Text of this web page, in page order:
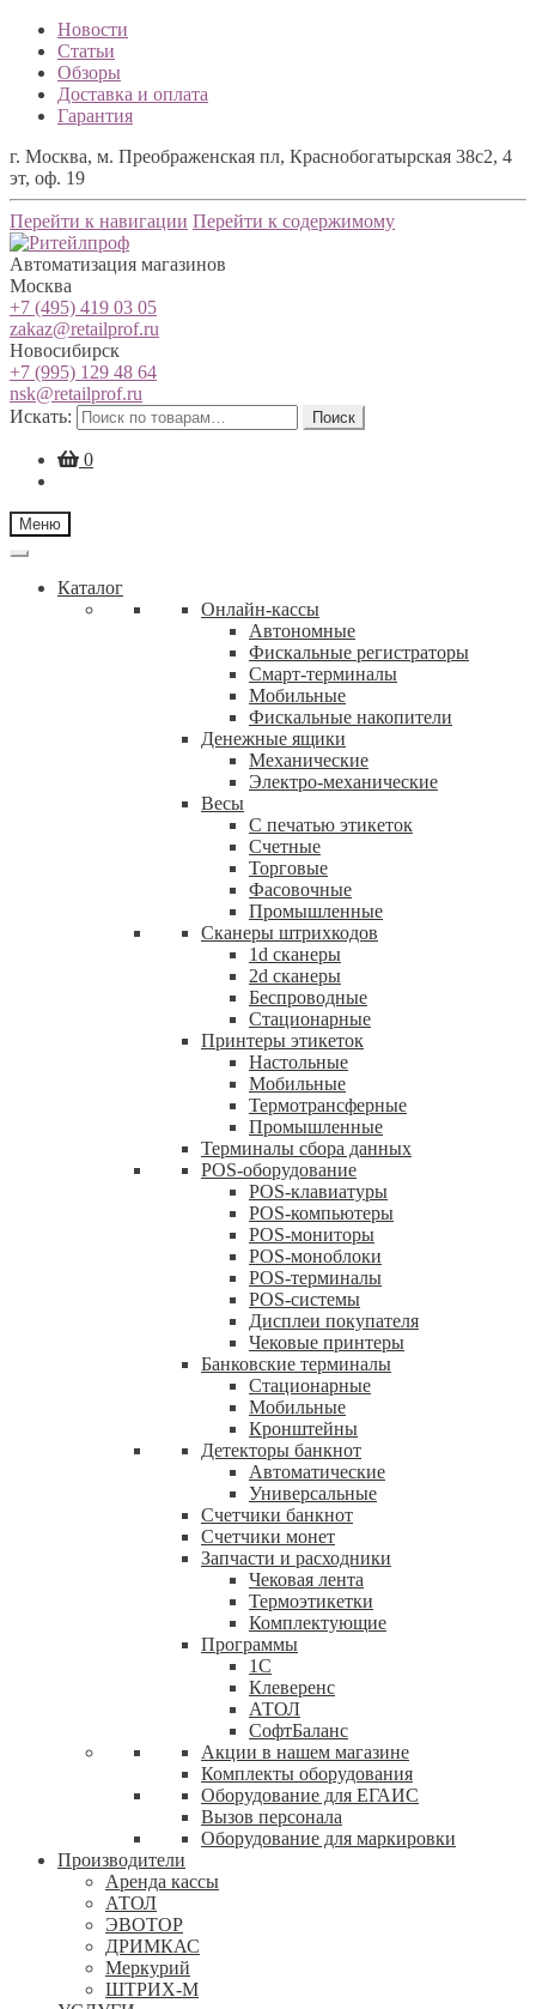
Новости
Статьи
Обзоры
Доставка и оплата
Гарантия
г. Москва, м. Преображенская пл, Краснобогатырская 38с2, 4
эт, оф. 19
Перейти к навигации Перейти к содержимому
Автоматизация магазинов
Москва
+7 (495) 419 03 05
zakaz@retailprof.ru
Новосибирск
+7 (995) 129 48 64
nsk@retailprof.ru
Искать:
Поиск
0
Меню
Каталог
Онлайн-кассы
Автономные
Фискальные регистраторы
Смарт-терминалы
Мобильные
Фискальныe накопители
Денежные ящики
Механические
Электро-механические
Весы
С печатью этикеток
Счетные
Торговые
Фасовочные
Промышленные
Сканеры штрихкодов
1d сканеры
2d сканеры
Беспроводные
Стационарные
Принтеры этикеток
Настольные
Мобильные
Термотрансферные
Промышленные
Терминалы сбора данных
POS-оборудование
POS-клавиатуры
POS-компьютеры
POS-мониторы
POS-моноблоки
POS-терминалы
POS-системы
Дисплеи покупателя
Чековые принтеры
Банковские терминалы
Стационарные
Мобильные
Кронштейны
Детекторы банкнот
Автоматические
Универсальные
Счетчики банкнот
Счетчики монет
Запчасти и расходники
Чековая лента
Термоэтикетки
Комплектующие
Программы
1С
Клеверенс
АТОЛ
СофтБаланс
Акции в нашем магазине
Комплекты оборудования
Оборудование для ЕГАИС
Вызов персонала
Оборудование для маркировки
Производители
Аренда кассы
АТОЛ
ЭВОТОР
ДРИМКАС
Меркурий
ШТРИХ-М